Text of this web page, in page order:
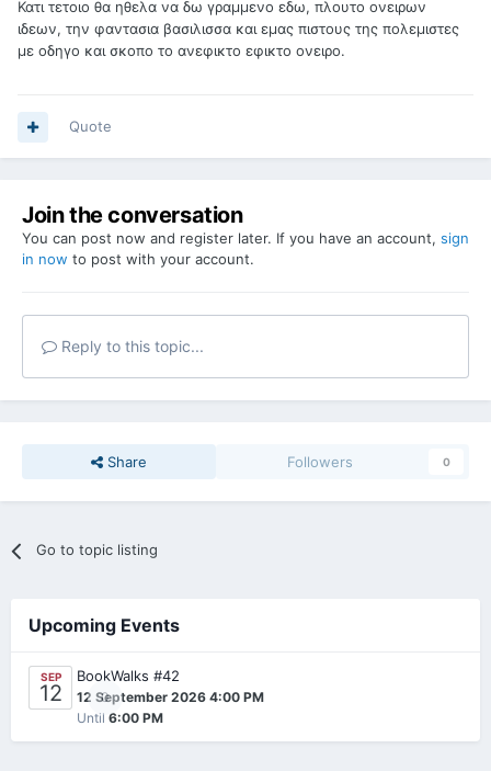
Κατι τετοιο θα ηθελα να δω γραμμενο εδω, πλουτο ονειρων
ιδεων, την φαντασια βασιλισσα και εμας πιστους της πολεμιστες
με οδηγο και σκοπο το ανεφικτο εφικτο ονειρο.
Quote
Join the conversation
You can post now and register later. If you have an account, sign
in now to post with your account.
Reply to this topic...
Share Followers 0
Go to topic listing
Upcoming Events
SEP
12 0
BookWalks #42
12 September 2026 4:00 PM
Until 6:00 PM